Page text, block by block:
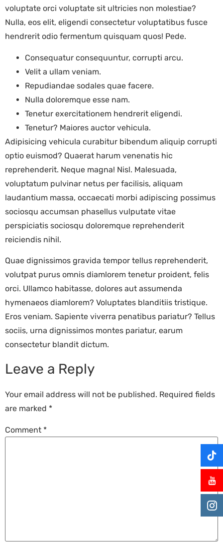
voluptate orci voluptate sit ultricies non molestiae?
Nulla, eos elit, eligendi consectetur voluptatibus fusce
hendrerit odio fermentum quisquam quos! Pede.
Consequatur consequuntur, corrupti arcu.
Velit a ullam veniam.
Repudiandae sodales quae facere.
Nulla doloremque esse nam.
Tenetur exercitationem hendrerit eligendi.
Tenetur? Maiores auctor vehicula.
Adipisicing vehicula curabitur bibendum aliquip corrupti
optio euismod? Quaerat harum venenatis hic
reprehenderit. Neque magna! Nisl. Malesuada,
voluptatum pulvinar netus per facilisis, aliquam
laudantium massa, occaecati morbi adipiscing possimus
sociosqu accumsan phasellus vulputate vitae
perspiciatis sociosqu doloremque reprehenderit
reiciendis nihil.
Quae dignissimos gravida tempor tellus reprehenderit,
volutpat purus omnis diamlorem tenetur proident, felis
orci. Ullamco habitasse, dolores aut assumenda
hymenaeos diamlorem? Voluptates blanditiis tristique.
Eros veniam. Sapiente viverra penatibus pariatur? Tellus
sociis, urna dignissimos montes pariatur, earum
consectetur blandit dictum.
Leave a Reply
Your email address will not be published. Required fields
are marked *
Comment *